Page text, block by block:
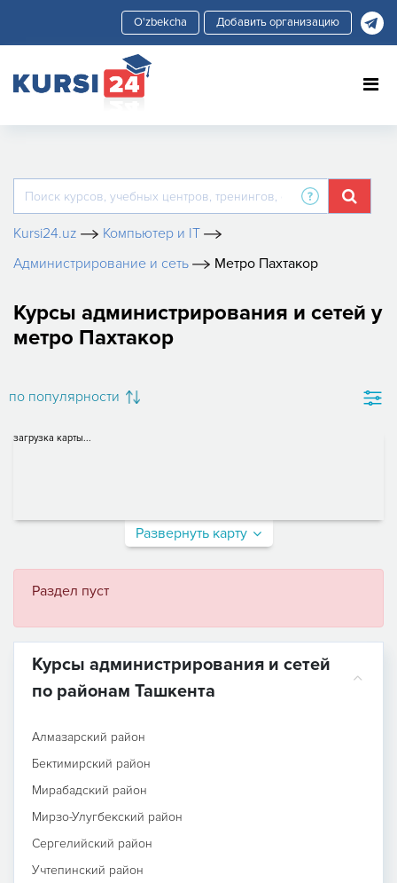
Добавить организацию
Kursi24.uz
Компьютер и IT
Администрирование и сеть
Метро Пахтакор
Курсы администрирования и сетей у
метро Пахтакор
по популярности
загрузка карты...
Развернуть карту
Раздел пуст
Курсы администрирования и сетей
по районам Ташкента
Алмазарский район
Бектимирский район
Мирабадский район
Мирзо-Улугбекский район
Сергелийский район
Учтепинский район